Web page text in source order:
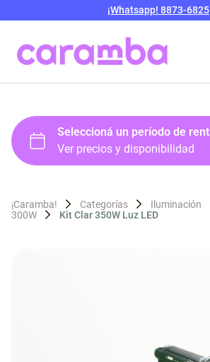
¡Whatsapp! 8873-6825
¡Caramba! Categorías Iluminación
300W
Kit Clar 350W Luz LED